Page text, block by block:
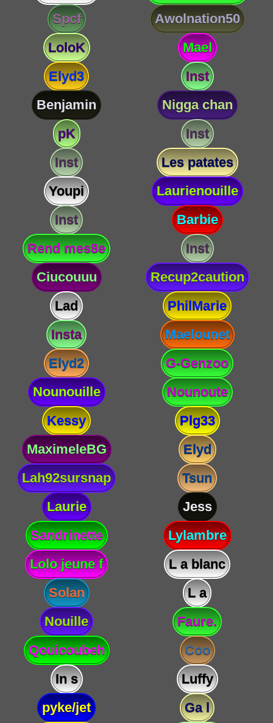
Spcf
Awolnation50
LoloK
Mael
Elyd3
Inst
Benjamin
Nigga chan
pK
Inst
Inst
Les patates
Youpi
Laurienouille
Inst
Barbie
Rend mes8e
Inst
Ciucouuu
Recup2caution
Lad
PhilMarie
Insta
Maelounet
Elyd2
G-Genzoo
Nounouille
Nounoute
Kessy
Plg33
MaximeleBG
Elyd
Lah92sursnap
Tsun
Laurie
Jess
Sandrinette
Lylambre
Lolo jeune f
L a blanc
Solan
L a
Nouille
Faure.
Qouicoubeh
Coo
In s
Luffy
pyke/jet
Ga l